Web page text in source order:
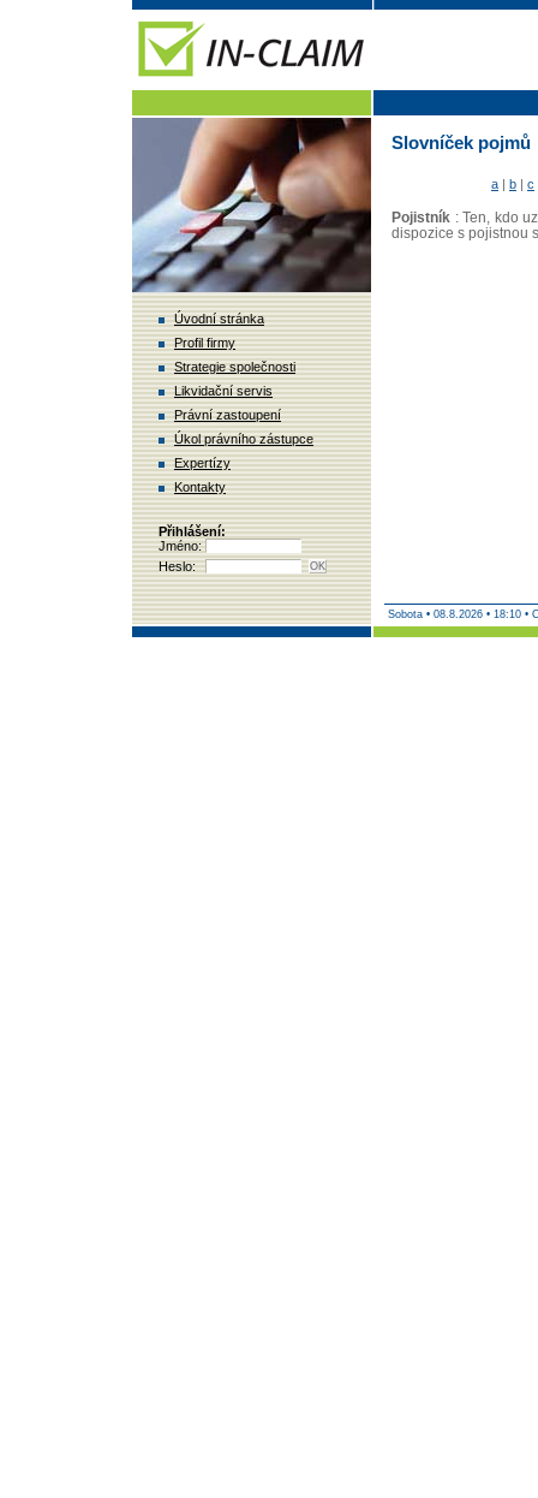
Úvodní stránka
Profil firmy
Strategie společnosti
Likvidační servis
Právní zastoupení
Úkol právního zástupce
Expertízy
Kontakty
Přihlášení:
Jméno:
Heslo:
Slovníček pojmů
a | b | c
Pojistník : Ten, kdo
dispozice s pojistnou
Sobota • 08.8.2026 • 18:10 •